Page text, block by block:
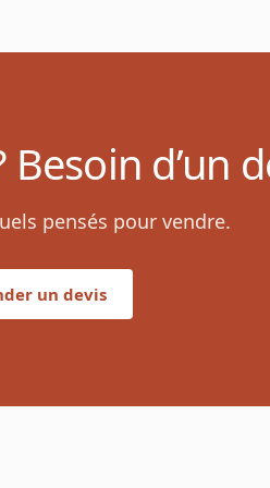
d’un
pensés pour vendre.
un devis